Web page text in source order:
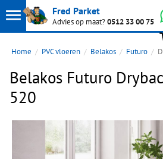
Toon
hoofdmenu
Fred Parket
Advies op maat?0512 33 00 75
Home PVC vloeren Belakos Futuro
Belakos Futuro
520